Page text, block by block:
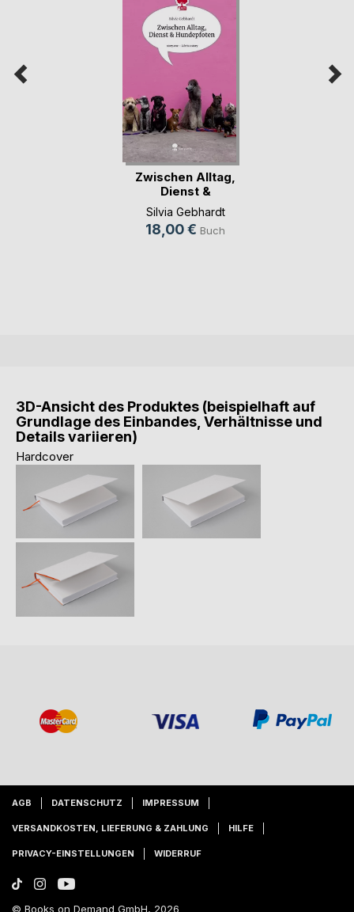
Zwischen Alltag,
Dienst &
Hundepfo(...)
Silvia Gebhardt
18,00 € Buch
3D-Ansicht des Produktes (beispielhaft auf
Grundlage des Einbandes, Verhältnisse und
Details variieren)
Hardcover
AGB DATENSCHUTZ IMPRESSUM
VERSANDKOSTEN, LIEFERUNG & ZAHLUNG HILFE
PRIVACY-EINSTELLUNGEN WIDERRUF
© Books on Demand GmbH, 2026